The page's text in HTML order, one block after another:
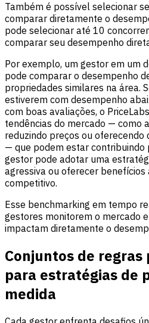
Também é possível selecionar
comparar diretamente o
pode selecionar até 10
comparar seu desempenho
Por exemplo, um gestor em um
pode comparar o desempenho
propriedades similares na área.
estiverem com desempenho
com boas avaliações, o
tendências do mercado — como
reduzindo preços ou
— que podem estar contribuindo
gestor pode adotar uma
agressiva ou oferecer
competitivo.
Esse benchmarking em tempo
gestores monitorem o mercado
impactam diretamente o
Conjuntos de
para estratégias de
medida